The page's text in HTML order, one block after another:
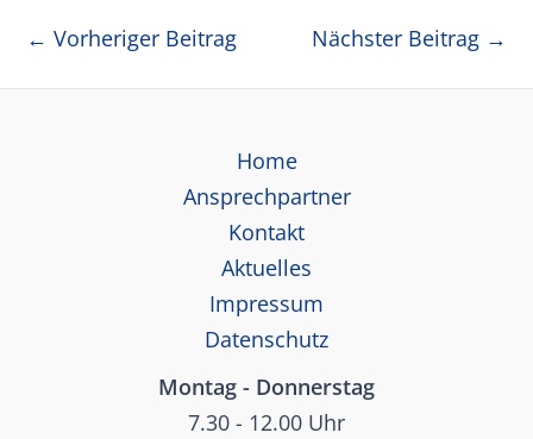
Beitragsnavigation
← Vorheriger Beitrag Nächster Beitrag →
Home
Ansprechpartner
Kontakt
Aktuelles
Impressum
Datenschutz
Montag - Donnerstag
7.30 - 12.00 Uhr